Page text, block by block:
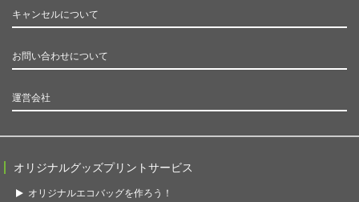
キャンセルについて
お問い合わせについて
運営会社
オリジナルグッズプリントサービス
オリジナルエコバッグを作ろう！